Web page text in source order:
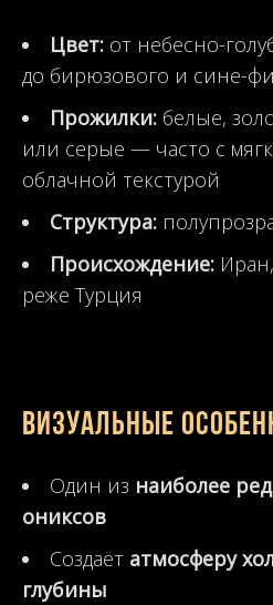
Цвет: от небесно-
до бирюзового и сине-
Прожилки: белые,
или серые — часто с
облачной текстурой
Структура:
Происхождение:
реже Турция
Визуальные
Один из наиболее
ониксов
Создаёт атмосферу
глубины